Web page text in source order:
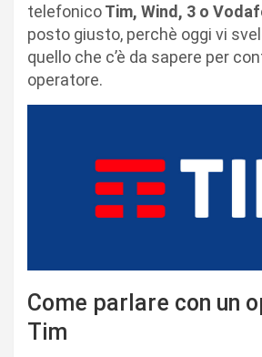
telefonicoTim, Wind, 3 o
posto giusto, perchè oggi vi
quello che c’è da sapere per
operatore.
Come parlare con un
Tim